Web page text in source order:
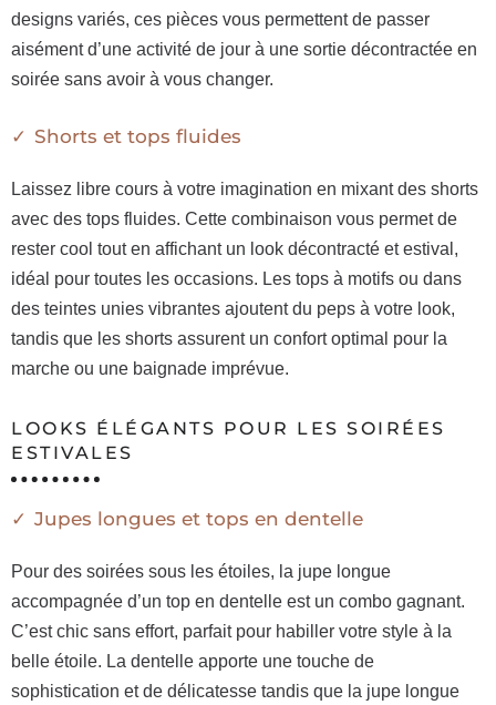
designs variés, ces pièces vous permettent de passer
aisément d’une activité de jour à une sortie décontractée en
soirée sans avoir à vous changer.
Shorts et tops fluides
Laissez libre cours à votre imagination en mixant des shorts
avec des tops fluides. Cette combinaison vous permet de
rester cool tout en affichant un look décontracté et estival,
idéal pour toutes les occasions. Les tops à motifs ou dans
des teintes unies vibrantes ajoutent du peps à votre look,
tandis que les shorts assurent un confort optimal pour la
marche ou une baignade imprévue.
LOOKS ÉLÉGANTS POUR LES SOIRÉES
ESTIVALES
Jupes longues et tops en dentelle
Pour des soirées sous les étoiles, la jupe longue
accompagnée d’un top en dentelle est un combo gagnant.
C’est chic sans effort, parfait pour habiller votre style à la
belle étoile. La dentelle apporte une touche de
sophistication et de délicatesse tandis que la jupe longue